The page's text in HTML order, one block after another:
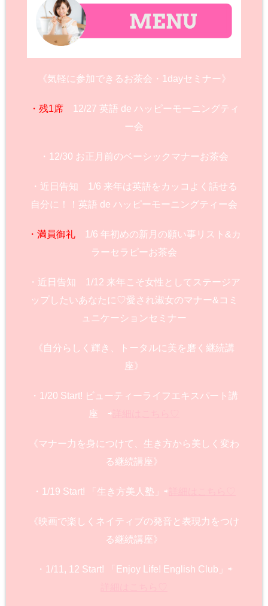
《気軽に参加できるお茶会・1dayセミナー》
・残1席12/27 英語 de ハッピーモーニングティ
ー会
・12/30 お正月前のベーシックマナーお茶会
・近日告知 1/6 来年は英語をカッコよく話せる
自分に！！英語 de ハッピーモーニングティー会
・満員御礼1/6 年初めの新月の願い事リスト&カ
ラーセラピーお茶会
・近日告知 1/12 来年こそ女性としてステージア
ップしたいあなたに♡愛され淑女のマナー&コミ
ュニケーションセミナー
《自分らしく輝き、トータルに美を磨く継続講
座》
・1/20 Start! ビューティーライフエキスパート講
座 ⇨
《マナー力を身につけて、生き方から美しく変わ
る継続講座》
・1/19 Start! 「生き方美人塾」⇨
《映画で楽しくネイティブの発音と表現力をつけ
る継続講座》
・1/11, 12 Start! 「Enjoy Life! English Club」⇨